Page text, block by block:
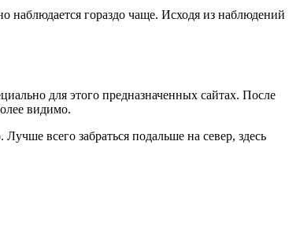
наблюдается гораздо чаще. Исходя из наблюдений
для этого предназначенных сайтах. После
видимо.
всего забраться подальше на север, здесь